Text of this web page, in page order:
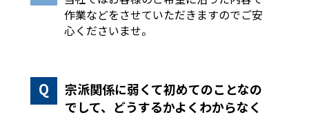
作業などをさせていただきますのでご安
心くださいませ。
宗派関係に弱くて初めてのことなの
でして、どうするかよくわからなく